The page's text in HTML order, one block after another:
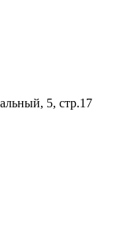
5, стр.17